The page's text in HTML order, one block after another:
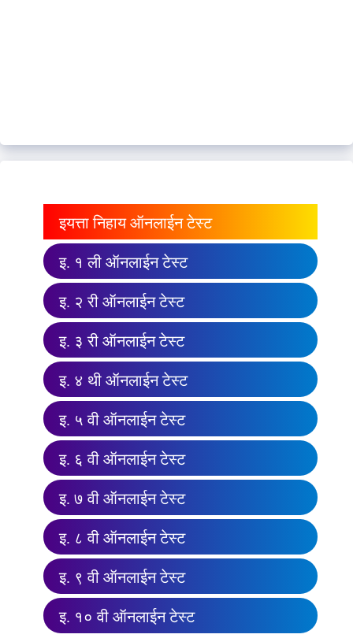
इयत्ता निहाय ऑनलाईन टेस्ट
इ. १ ली ऑनलाईन टेस्ट
इ. २ री ऑनलाईन टेस्ट
इ. ३ री ऑनलाईन टेस्ट
इ. ४ थी ऑनलाईन टेस्ट
इ. ५ वी ऑनलाईन टेस्ट
इ. ६ वी ऑनलाईन टेस्ट
इ. ७ वी ऑनलाईन टेस्ट
इ. ८ वी ऑनलाईन टेस्ट
इ. ९ वी ऑनलाईन टेस्ट
इ. १० वी ऑनलाईन टेस्ट